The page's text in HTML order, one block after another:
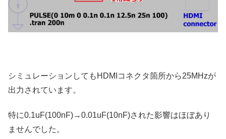
シミュレーションしてもHDMIコネクタ箇所から25MHzが
出力されています。
特に0.1uF(100nF)→0.01uF(10nF)された影響はほぼあり
ませんでした。